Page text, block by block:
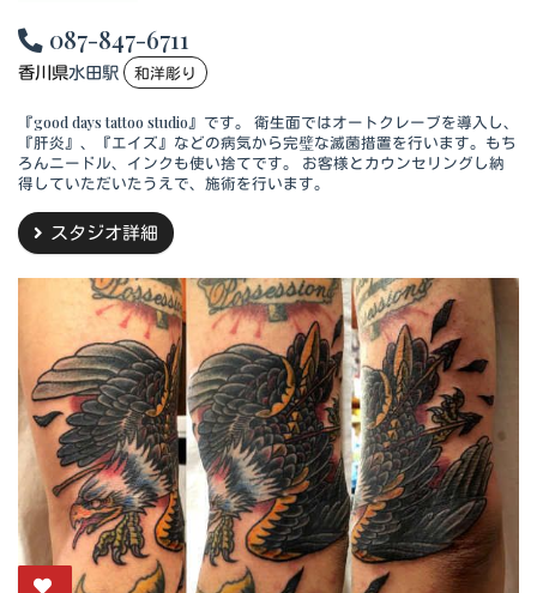
087-847-6711
香川県水田駅 和洋彫り
『good days tattoo studio』です。 衛生面ではオートクレーブを導入し、
『肝炎』、『エイズ』などの病気から完璧な滅菌措置を行います。もち
ろんニードル、インクも使い捨てです。 お客様とカウンセリングし納
得していただいたうえで、施術を行います。
スタジオ詳細